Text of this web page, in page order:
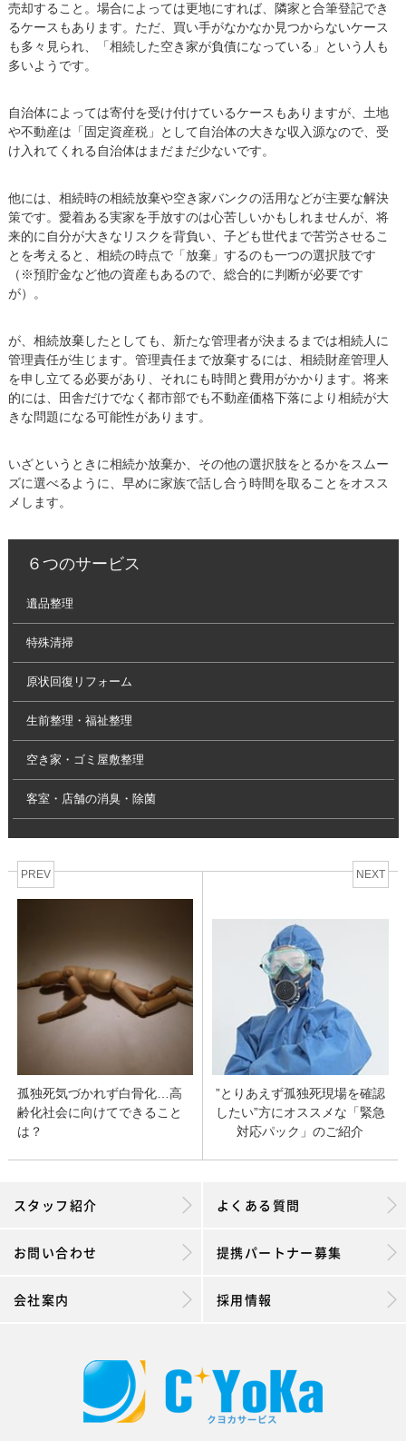
売却すること。場合によっては更地にすれば、隣家と合筆登記でき
るケースもあります。ただ、買い手がなかなか見つからないケース
も多々見られ、「相続した空き家が負債になっている」という人も
多いようです。
自治体によっては寄付を受け付けているケースもありますが、土地
や不動産は「固定資産税」として自治体の大きな収入源なので、受
け入れてくれる自治体はまだまだ少ないです。
他には、相続時の相続放棄や空き家バンクの活用などが主要な解決
策です。愛着ある実家を手放すのは心苦しいかもしれませんが、将
来的に自分が大きなリスクを背負い、子ども世代まで苦労させるこ
とを考えると、相続の時点で「放棄」するのも一つの選択肢です
（※預貯金など他の資産もあるので、総合的に判断が必要です
が）。
が、相続放棄したとしても、新たな管理者が決まるまでは相続人に
管理責任が生じます。管理責任まで放棄するには、相続財産管理人
を申し立てる必要があり、それにも時間と費用がかかります。将来
的には、田舎だけでなく都市部でも不動産価格下落により相続が大
きな問題になる可能性があります。
いざというときに相続か放棄か、その他の選択肢をとるかをスムー
ズに選べるように、早めに家族で話し合う時間を取ることをオスス
メします。
６つのサービス
遺品整理
特殊清掃
原状回復リフォーム
生前整理・福祉整理
空き家・ゴミ屋敷整理
客室・店舗の消臭・除菌
PREV
孤独死気づかれず白骨化…高
齢化社会に向けてできること
は？
NEXT
”とりあえず孤独死現場を確認
したい”方にオススメな「緊急
対応パック」のご紹介
スタッフ紹介 よくある質問
お問い合わせ 提携パートナー募集
会社案内 採用情報